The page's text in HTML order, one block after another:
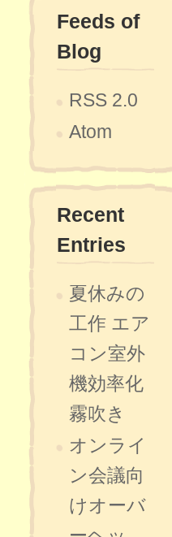
Feeds of
Blog
RSS 2.0
Atom
Recent
Entries
夏休みの
工作 エア
コン室外
機効率化
霧吹き
オンライ
ン会議向
けオーバ